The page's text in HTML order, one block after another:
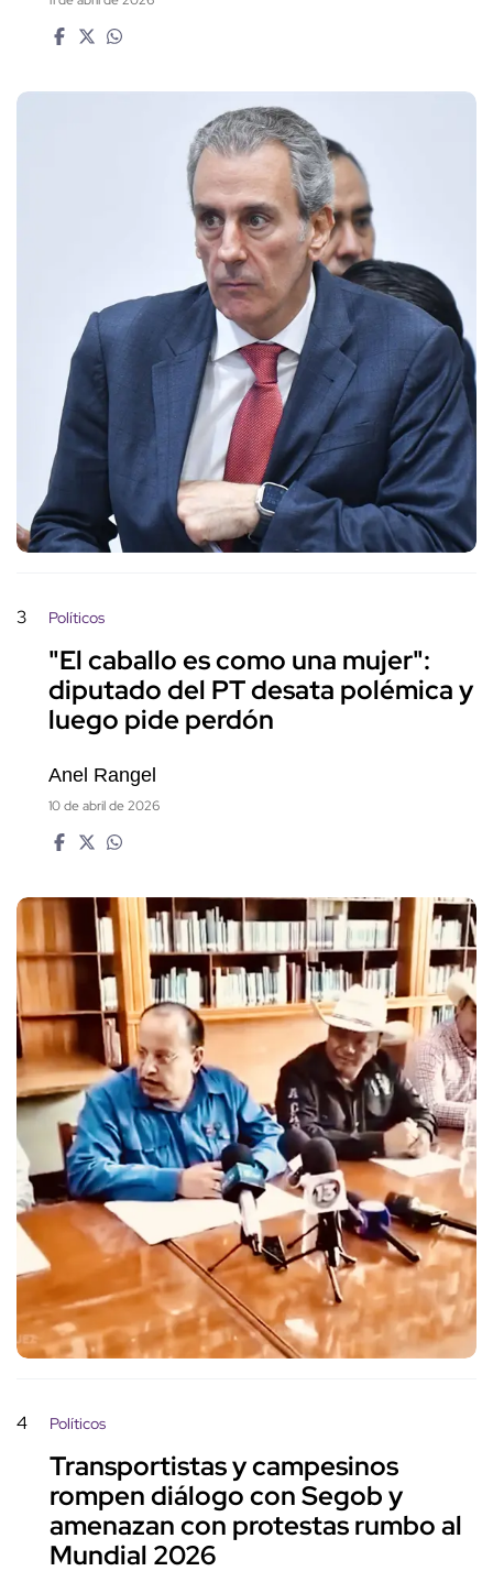
3 Políticos
"El caballo es como una mujer":
diputado del PT desata polémica y
luego pide perdón
Anel Rangel
10 de abril de 2026
4 Políticos
Transportistas y campesinos
rompen diálogo con Segob y
amenazan con protestas rumbo al
Mundial 2026